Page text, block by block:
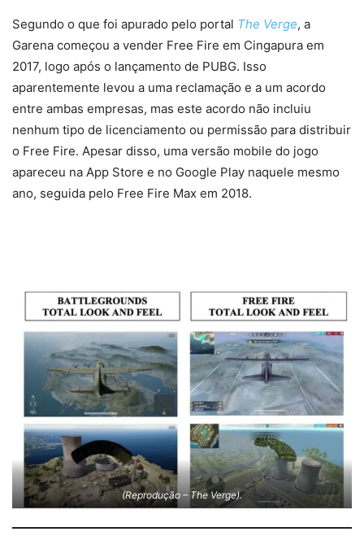
Segundo o que foi apurado pelo portal The Verge, a
Garena começou a vender Free Fire em Cingapura em
2017, logo após o lançamento de PUBG. Isso
aparentemente levou a uma reclamação e a um acordo
entre ambas empresas, mas este acordo não incluiu
nenhum tipo de licenciamento ou permissão para distribuir
o Free Fire. Apesar disso, uma versão mobile do jogo
apareceu na App Store e no Google Play naquele mesmo
ano, seguida pelo Free Fire Max em 2018.
(Reprodução – The Verge).